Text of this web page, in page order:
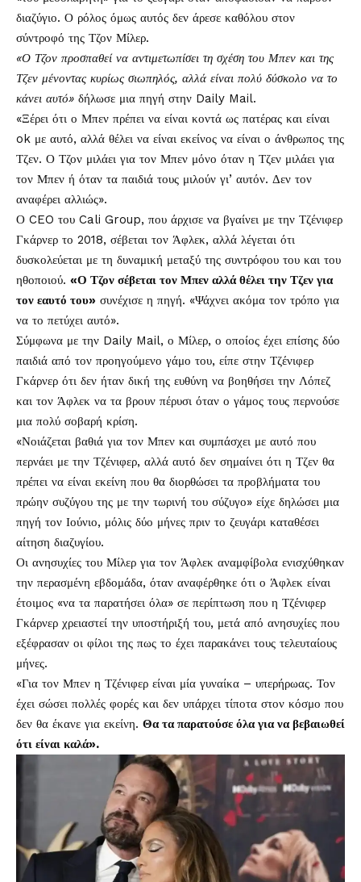
διαζύγιο. Ο ρόλος όμως αυτός δεν άρεσε καθόλου στον
σύντροφό της Τζον Μίλερ.
«Ο Τζον προσπαθεί να αντιμετωπίσει τη σχέση του Μπεν και της
Τζεν μένοντας κυρίως σιωπηλός, αλλά είναι πολύ δύσκολο να το
κάνει αυτό» δήλωσε μια πηγή στην Daily Mail.
«Ξέρει ότι ο Μπεν πρέπει να είναι κοντά ως πατέρας και είναι
ok με αυτό, αλλά θέλει να είναι εκείνος να είναι ο άνθρωπος της
Τζεν. Ο Τζον μιλάει για τον Μπεν μόνο όταν η Τζεν μιλάει για
τον Μπεν ή όταν τα παιδιά τους μιλούν γι’ αυτόν. Δεν τον
αναφέρει αλλιώς».
Ο CEO του Cali Group, που άρχισε να βγαίνει με την Τζένιφερ
Γκάρνερ το 2018, σέβεται τον Άφλεκ, αλλά λέγεται ότι
δυσκολεύεται με τη δυναμική μεταξύ της συντρόφου του και του
ηθοποιού. «Ο Τζον σέβεται τον Μπεν αλλά θέλει την Τζεν για
τον εαυτό του» συνέχισε η πηγή. «Ψάχνει ακόμα τον τρόπο για
να το πετύχει αυτό».
Σύμφωνα με την Daily Mail, ο Μίλερ, ο οποίος έχει επίσης δύο
παιδιά από τον προηγούμενο γάμο του, είπε στην Τζένιφερ
Γκάρνερ ότι δεν ήταν δική της ευθύνη να βοηθήσει την Λόπεζ
και τον Άφλεκ να τα βρουν πέρυσι όταν ο γάμος τους περνούσε
μια πολύ σοβαρή κρίση.
«Νοιάζεται βαθιά για τον Μπεν και συμπάσχει με αυτό που
περνάει με την Τζένιφερ, αλλά αυτό δεν σημαίνει ότι η Τζεν θα
πρέπει να είναι εκείνη που θα διορθώσει τα προβλήματα του
πρώην συζύγου της με την τωρινή του σύζυγο» είχε δηλώσει μια
πηγή τον Ιούνιο, μόλις δύο μήνες πριν το ζευγάρι καταθέσει
αίτηση διαζυγίου.
Οι ανησυχίες του Μίλερ για τον Άφλεκ αναμφίβολα ενισχύθηκαν
την περασμένη εβδομάδα, όταν αναφέρθηκε ότι ο Άφλεκ είναι
έτοιμος «να τα παρατήσει όλα» σε περίπτωση που η Τζένιφερ
Γκάρνερ χρειαστεί την υποστήριξή του, μετά από ανησυχίες που
εξέφρασαν οι φίλοι της πως το έχει παρακάνει τους τελευταίους
μήνες.
«Για τον Μπεν η Τζένιφερ είναι μία γυναίκα – υπερήρωας. Τον
έχει σώσει πολλές φορές και δεν υπάρχει τίποτα στον κόσμο που
δεν θα έκανε για εκείνη. Θα τα παρατούσε όλα για να βεβαιωθεί
ότι είναι καλά».